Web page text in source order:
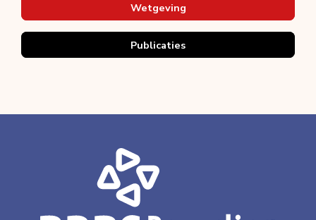
Wetgeving
Publicaties